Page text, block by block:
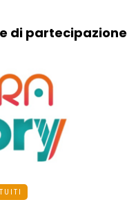
di partecipazione